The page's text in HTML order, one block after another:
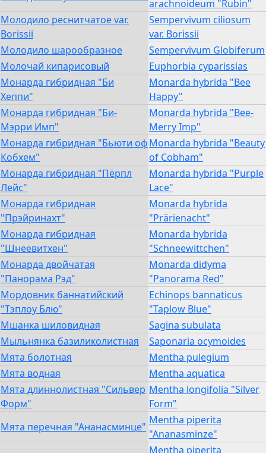
arachnoideum "Rubin"
Молодило реснитчатое var.
Borissii
Sempervivum ciliosum
var. Borissii
Молодило шарообразное
Sempervivum Globiferum
Молочай кипарисовый
Euphorbia cyparissias
Монарда гибридная "Би
Хеппи"
Monarda hybrida "Bee
Happy"
Монарда гибридная "Би-
Мэрри Имп"
Monarda hybrida "Bee-
Merry Imp"
Монарда гибридная "Бьюти оф
Кобхем"
Monarda hybrida "Beauty
of Cobham"
Монарда гибридная "Пёрпл
Лейс"
Monarda hybrida "Purple
Lace"
Монарда гибридная
"Прэйринахт"
Monarda hybrida
"Prärienacht"
Монарда гибридная
"Шнеевитхен"
Monarda hybrida
"Schneewittchen"
Монарда двойчатая
"Панорама Рэд"
Monarda didyma
"Panorama Red"
Мордовник баннатийский
"Тэплоу Блю"
Echinops bannaticus
"Taplow Blue"
Мшанка шиловидная
Sagina subulata
Мыльнянка базиликолистная
Saponaria ocymoides
Мята болотная
Mentha pulegium
Мята водная
Mentha aquatica
Мята длиннолистная "Сильвер
Форм"
Mentha longifolia "Silver
Form"
Мята перечная "Ананасминце"
Mentha piperita
"Ananasminze"
Mentha piperita